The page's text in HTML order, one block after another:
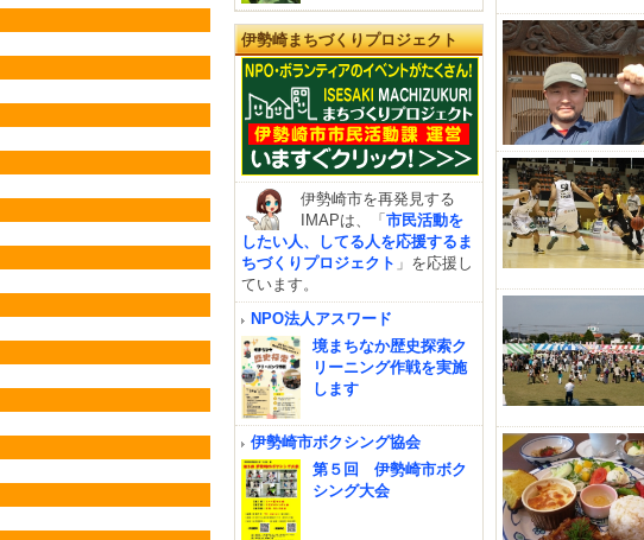
伊勢崎まちづくりプロジェクト
伊勢崎市を再発見する
IMAPは、「市民活動を
したい人、してる人を応援するま
ちづくりプロジェクト 」を応援し
ています。
NPO法人アスワード
境まちなか歴史探索ク
リーニング作戦を実施
します
伊勢崎市ボクシング協会
第５回 伊勢崎市ボク
シング大会